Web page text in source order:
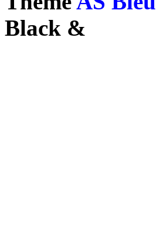
Black &